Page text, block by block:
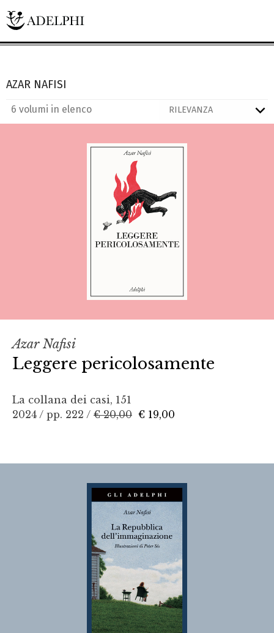
AZAR NAFISI
6 volumi in elenco
Azar Nafisi
Leggere pericolosamente
La collana dei casi, 151
2024 / pp. 222 / € 20,00 € 19,00